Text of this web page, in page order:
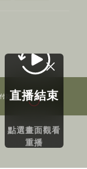
款方式。
直播結束
點選畫面觀看
重播